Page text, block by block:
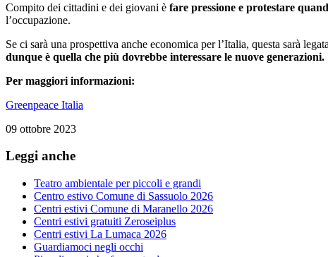
Compito dei cittadini e dei giovani è fare pressione e protestare
l’occupazione.
Se ci sarà una prospettiva anche economica per l’Italia, questa sarà
dunque è quella che più dovrebbe interessare le nuove generazioni.
Per maggiori informazioni:
Greenpeace Italia
09 ottobre 2023
Leggi anche
Teatro ambientale per piccoli e grandi
Centro estivo Comune di Sassuolo 2026
Centri estivi Comune di Maranello 2026
Centri estivi gratuiti Zeroseiplus
Centri estivi La Lumaca 2026
Guardiamoci negli occhi